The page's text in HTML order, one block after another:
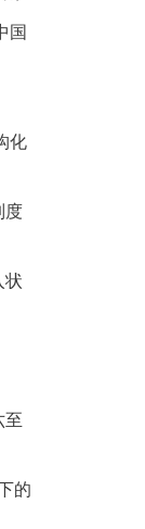
国
化
度
状
至
的